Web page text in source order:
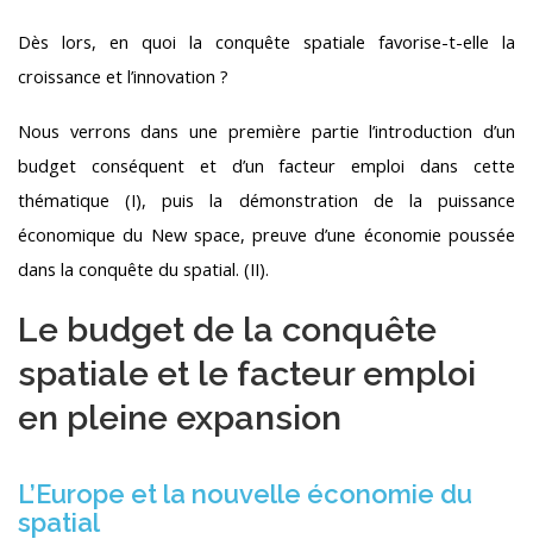
Dès lors, en quoi la conquête spatiale favorise-t-elle la
croissance et l’innovation ?
Nous verrons dans une première partie l’introduction d’un
budget conséquent et d’un facteur emploi dans cette
thématique (I), puis la démonstration de la puissance
économique du New space, preuve d’une économie poussée
dans la conquête du spatial. (II).
Le budget de la conquête
spatiale et le facteur emploi
en pleine expansion
L’Europe et la nouvelle économie du
spatial